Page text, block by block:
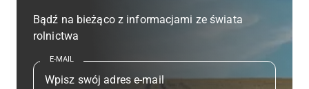
Bądź na bieżąco z informacjami ze świata
rolnictwa
E-MAIL